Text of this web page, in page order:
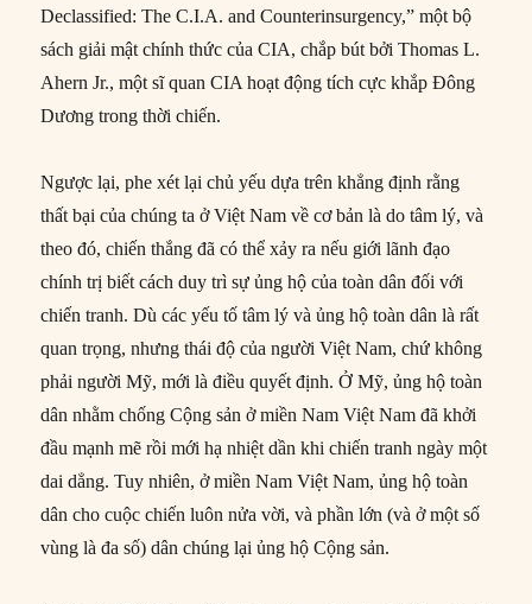
Declassified: The C.I.A. and Counterinsurgency,” một bộ
sách giải mật chính thức của CIA, chắp bút bởi Thomas L.
Ahern Jr., một sĩ quan CIA hoạt động tích cực khắp Đông
Dương trong thời chiến.
Ngược lại, phe xét lại chủ yếu dựa trên khẳng định rằng
thất bại của chúng ta ở Việt Nam về cơ bản là do tâm lý, và
theo đó, chiến thắng đã có thể xảy ra nếu giới lãnh đạo
chính trị biết cách duy trì sự ủng hộ của toàn dân đối với
chiến tranh. Dù các yếu tố tâm lý và ủng hộ toàn dân là rất
quan trọng, nhưng thái độ của người Việt Nam, chứ không
phải người Mỹ, mới là điều quyết định. Ở Mỹ, ủng hộ toàn
dân nhằm chống Cộng sản ở miền Nam Việt Nam đã khởi
đầu mạnh mẽ rồi mới hạ nhiệt dần khi chiến tranh ngày một
dai dẳng. Tuy nhiên, ở miền Nam Việt Nam, ủng hộ toàn
dân cho cuộc chiến luôn nửa vời, và phần lớn (và ở một số
vùng là đa số) dân chúng lại ủng hộ Cộng sản.